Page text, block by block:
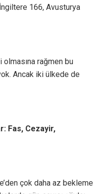
166, Avusturya
rağmen bu
Ancak iki ülkede de
Fas, Cezayir,
çok daha az bekleme